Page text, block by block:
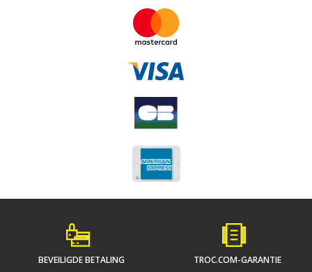
BEVEILIGDE BETALING TROC.COM-GARANTIE